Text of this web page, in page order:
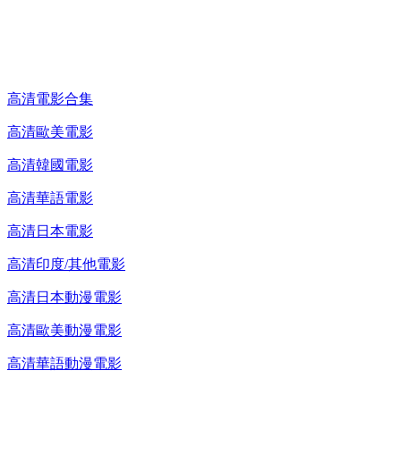
高清電影合集
高清歐美電影
高清韓國電影
高清華語電影
高清日本電影
高清印度/其他電影
高清日本動漫電影
高清歐美動漫電影
高清華語動漫電影